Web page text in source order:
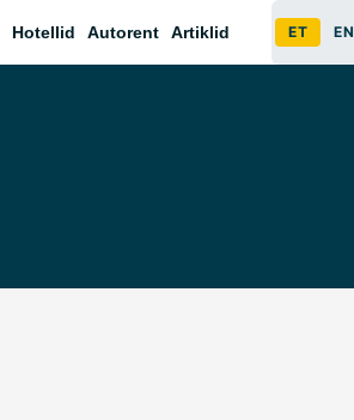
Hotellid Autorent Artiklid ET EN